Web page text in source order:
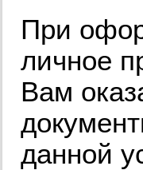
При
личное
Вам
данной